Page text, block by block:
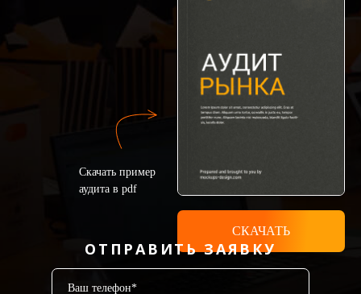
Скачать пример
аудита в pdf
СКАЧАТЬ
ОТПРАВИТЬ ЗАЯВКУ